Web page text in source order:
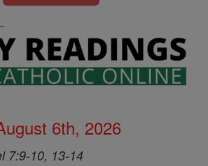
6th, 2026
7:9-10, 13-14